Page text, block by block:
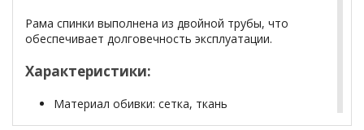
Рама спинки выполнена из двойной трубы, что
обеспечивает долговечность эксплуатации.
Характеристики:
Материал обивки: сетка, ткань
Цвет обивки: черно-зеленый